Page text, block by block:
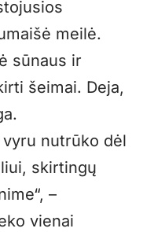
meilė.
sūnaus ir
šeimai. Deja,
vyru nutrūko dėl
skirtingų
–
vienai